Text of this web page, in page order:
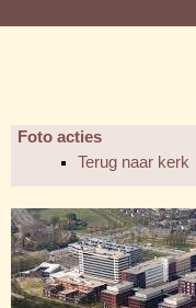
Foto acties
Terug naar kerk